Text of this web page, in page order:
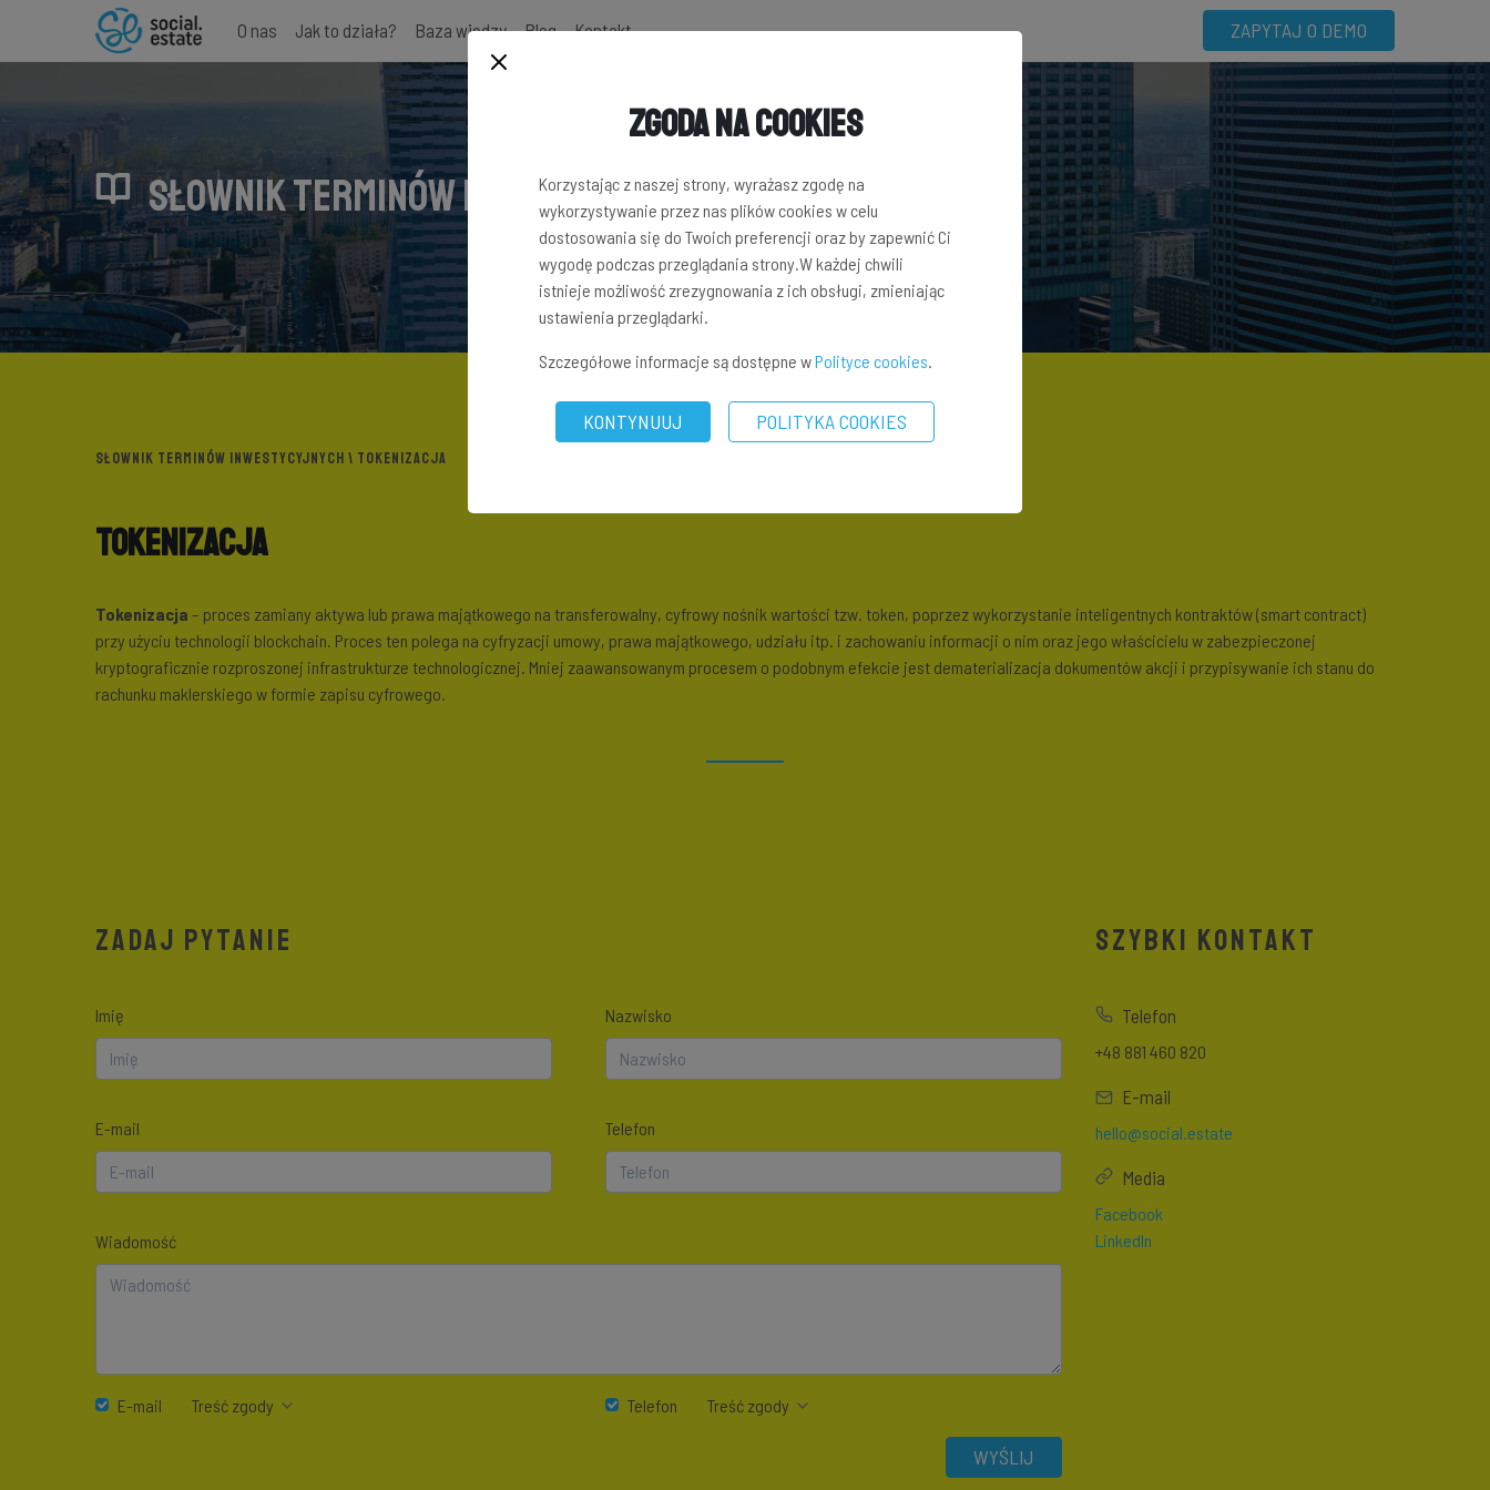
ZAPYTAJ O DEMO
O nas Jak to działa? Baza wiedzy Blog Kontakt
SŁOWNIK TERMINÓW INWESTYCYJNYCH
SŁOWNIK TERMINÓW INWESTYCYJNYCH \ TOKENIZACJA
Tokenizacja
Tokenizacja – proces zamiany aktywa lub prawa majątkowego na transferowalny, cyfrowy nośnik wartości tzw. token, poprzez wykorzystanie inteligentnych kontraktów (smart contract)
przy użyciu technologii blockchain. Proces ten polega na cyfryzacji umowy, prawa majątkowego, udziału itp. i zachowaniu informacji o nim oraz jego właścicielu w zabezpieczonej
kryptograficznie rozproszonej infrastrukturze technologicznej. Mniej zaawansowanym procesem o podobnym efekcie jest dematerializacja dokumentów akcji i przypisywanie ich stanu do
rachunku maklerskiego w formie zapisu cyfrowego.
ZADAJ PYTANIE
Imię Nazwisko
E-mail Telefon
Wiadomość
E-mail Treść zgody Telefon Treść zgody
WYŚLIJ
SZYBKI KONTAKT
Telefon
+48 881 460 820
E-mail
hello@social.estate
Media
Facebook
LinkedIn
Zgoda na Cookies
Korzystając z naszej strony, wyrażasz zgodę na
wykorzystywanie przez nas plików cookies w celu
dostosowania się do Twoich preferencji oraz by zapewnić Ci
wygodę podczas przeglądania strony.W każdej chwili
istnieje możliwość zrezygnowania z ich obsługi, zmieniając
ustawienia przeglądarki.
Szczegółowe informacje są dostępne wPolityce cookies.
KONTYNUUJ POLITYKA COOKIES